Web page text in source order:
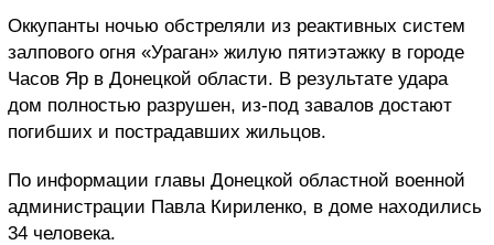
Оккупанты ночью обстреляли из реактивных систем
залпового огня «Ураган» жилую пятиэтажку в городе
Часов Яр в Донецкой области. В результате удара
дом полностью разрушен, из-под завалов достают
погибших и пострадавших жильцов.
По информации главы Донецкой областной военной
администрации Павла Кириленко, в доме находились
34 человека.